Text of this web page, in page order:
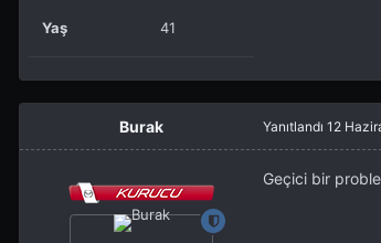
Yaş 41
Burak Yanıtlandı 12
Geçici bir